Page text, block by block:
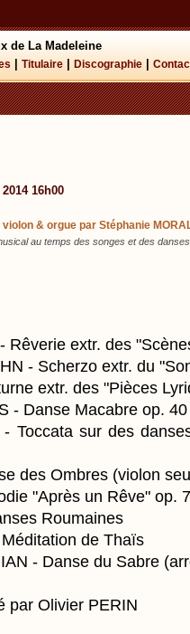
de La Madeleine
Titulaire Discographie
16h00
& orgue par Stéphanie
au temps des songes et des danses
Rêverie extr. des
- Scherzo extr. du
extr. des "Pièces
- Danse Macabre op. 40
Toccata sur des
des Ombres (violon
"Après un Rêve" op. 7
Roumaines
de Thaïs
- Danse du Sabre
par Olivier PERIN